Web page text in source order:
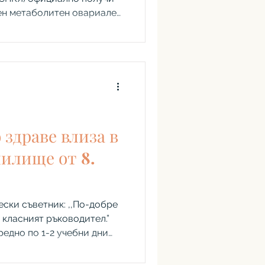
метаболитен овариален
научни консенсуси и
хората, засегнати от
1 на 8 жени, а
организация близо 70%
влиза в
от 8.
съветник: ,,По-добре
ръководител.”
по 1-2 учебни дни
после ще говори